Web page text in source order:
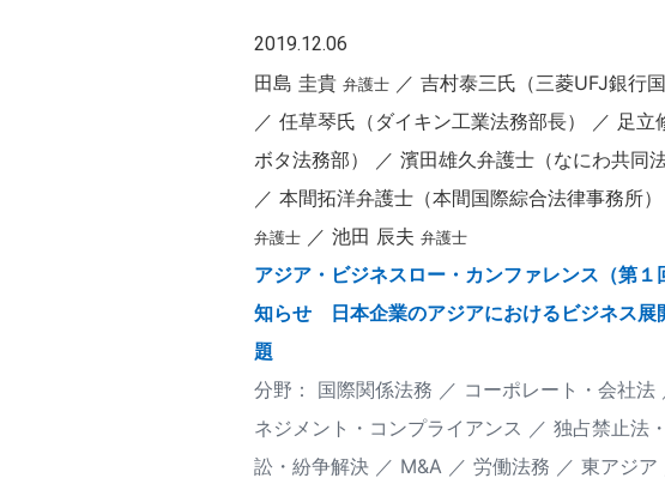
2019.12.06
田島 圭貴 弁護士
吉村泰三氏（三菱UFJ銀行国
任草琴氏（ダイキン工業法務部長）
足立
ボタ法務部）
濱田雄久弁護士（なにわ共同
本間拓洋弁護士（本間国際綜合法律事務所）
弁護士 池田 辰夫 弁護士
アジア・ビジネスロー・カンファレンス（第１
知らせ 日本企業のアジアにおけるビジネス展
題
国際関係法務
コーポレート・会社法
ネジメント・コンプライアンス
独占禁止法
訟・紛争解決
M&A 労働法務 東アジア